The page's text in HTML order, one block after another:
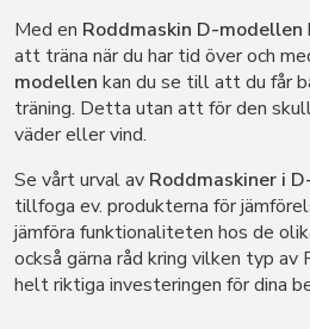
Med en Roddmaskin D-modellen
att träna när du har tid över och
modellen kan du se till att du får
träning. Detta utan att för den
väder eller vind.
Se vårt urval av Roddmaskiner i
tillfoga ev. produkterna för
jämföra funktionaliteten hos de
också gärna råd kring vilken typ av
helt riktiga investeringen för dina